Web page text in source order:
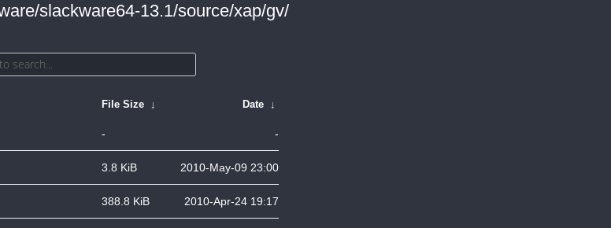
slackware64-13.1/source/xap/gv/
File Size ↓ Date ↓
- -
3.8 KiB 2010-May-09 23:00
388.8 KiB 2010-Apr-24 19:17